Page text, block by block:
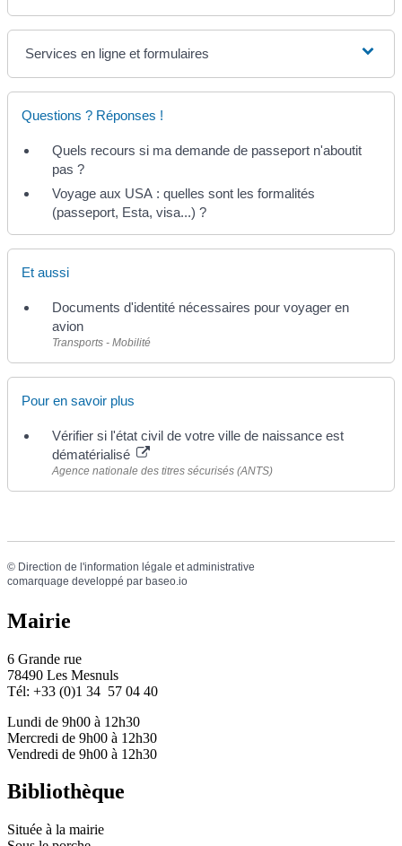
Services en ligne et formulaires
Questions ? Réponses !
Quels recours si ma demande de passeport n'aboutit
pas ?
Voyage aux USA : quelles sont les formalités
(passeport, Esta, visa...) ?
Et aussi
Documents d'identité nécessaires pour voyager en
avion
Transports - Mobilité
Pour en savoir plus
Vérifier si l'état civil de votre ville de naissance est
dématérialisé
Agence nationale des titres sécurisés (ANTS)
© Direction de l'information légale et administrative
comarquage developpé par baseo.io
Mairie
6 Grande rue
78490 Les Mesnuls
Tél: +33 (0)1 34 57 04 40
Lundi de 9h00 à 12h30
Mercredi de 9h00 à 12h30
Vendredi de 9h00 à 12h30
Bibliothèque
Située à la mairie